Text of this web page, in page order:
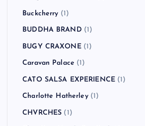
Buckcherry (1)
BUDDHA BRAND (1)
BUGY CRAXONE(1)
Caravan Palace (1)
CATO SALSA EXPERIENCE (1)
Charlotte Hatherley(1)
CHVRCHES (1)